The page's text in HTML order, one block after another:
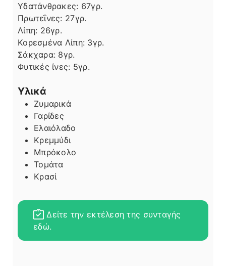
Υδατάνθρακες: 67γρ.
Πρωτεΐνες: 27γρ.
Λίπη
Λίπη: 26γρ.
Κορεσμένα Λίπη: 3γρ.
Σάκχαρα: 8γρ.
Φυτικές ίνες: 5γρ.
Υλικά
Ζυμαρικά
Γαρίδες
Ελαιόλαδο
Κρεμμύδι
Μπρόκολο
Τομάτα
Κρασί
Δείτε την εκτέλεση της συνταγής
εδώ.